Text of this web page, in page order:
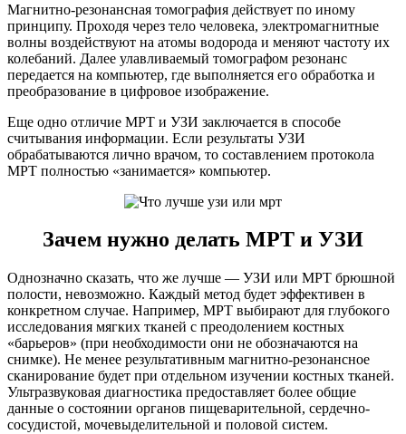
Магнитно-резонансная томография действует по иному
принципу. Проходя через тело человека, электромагнитные
волны воздействуют на атомы водорода и меняют частоту их
колебаний. Далее улавливаемый томографом резонанс
передается на компьютер, где выполняется его обработка и
преобразование в цифровое изображение.
Еще одно отличие МРТ и УЗИ заключается в способе
считывания информации. Если результаты УЗИ
обрабатываются лично врачом, то составлением протокола
МРТ полностью «занимается» компьютер.
Зачем нужно делать МРТ и УЗИ
Однозначно сказать, что же лучше — УЗИ или МРТ брюшной
полости, невозможно. Каждый метод будет эффективен в
конкретном случае. Например, МРТ выбирают для глубокого
исследования мягких тканей с преодолением костных
«барьеров» (при необходимости они не обозначаются на
снимке). Не менее результативным магнитно-резонансное
сканирование будет при отдельном изучении костных тканей.
Ультразвуковая диагностика предоставляет более общие
данные о состоянии органов пищеварительной, сердечно-
сосудистой, мочевыделительной и половой систем.